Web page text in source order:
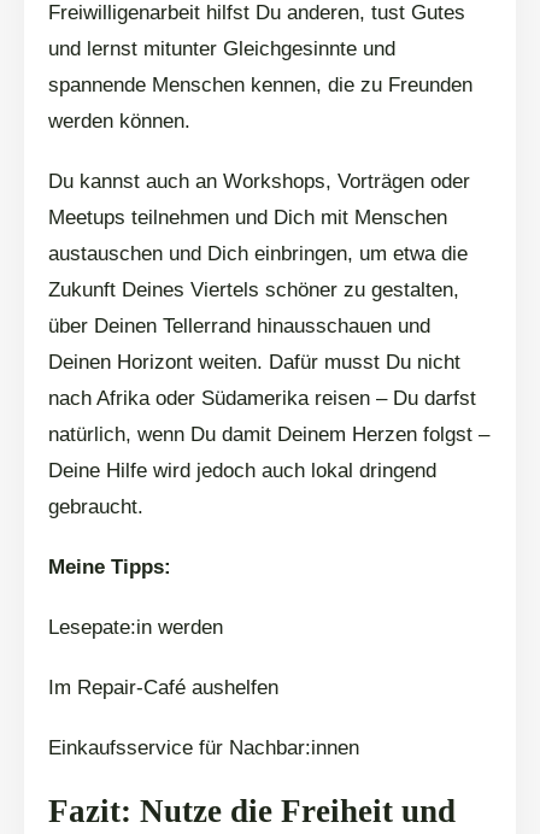
Freiwilligenarbeit hilfst Du anderen, tust Gutes
und lernst mitunter Gleichgesinnte und
spannende Menschen kennen, die zu Freunden
werden können.
Du kannst auch an Workshops, Vorträgen oder
Meetups teilnehmen und Dich mit Menschen
austauschen und Dich einbringen, um etwa die
Zukunft Deines Viertels schöner zu gestalten,
über Deinen Tellerrand hinausschauen und
Deinen Horizont weiten. Dafür musst Du nicht
nach Afrika oder Südamerika reisen – Du darfst
natürlich, wenn Du damit Deinem Herzen folgst –
Deine Hilfe wird jedoch auch lokal dringend
gebraucht.
Meine Tipps:
Lesepate:in werden
Im Repair-Café aushelfen
Einkaufsservice für Nachbar:innen
Fazit: Nutze die Freiheit und